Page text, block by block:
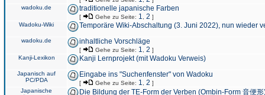
wadoku.de
traditionelle japanische Farben
[ Gehe zu Seite: 1 2 ]
Wadoku-Wiki
Temporäre Wiki-Abschaltung (3. Juni 2022), nun wieder
wadoku.de inhaltliche Vorschläge
[ Gehe zu Seite: 1 2 ]
Kanji-Lexikon
Kanji Lernprojekt (mit Wadoku Verweis)
Japanisch auf
PC/PDA
Eingabe ins "Suchenfenster" von Wadoku
[ Gehe zu Seite: 1 2 ]
Japanische
Die Bildung der TE-Form der Verben (Ombin-Form 音便形